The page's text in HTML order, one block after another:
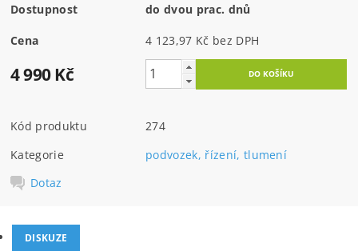
Dostupnost do dvou prac. dnů
Cena 4 123,97 Kč bez DPH
4 990 Kč
Kód produktu
274
Kategorie
podvozek, řízení, tlumení
Dotaz
DISKUZE